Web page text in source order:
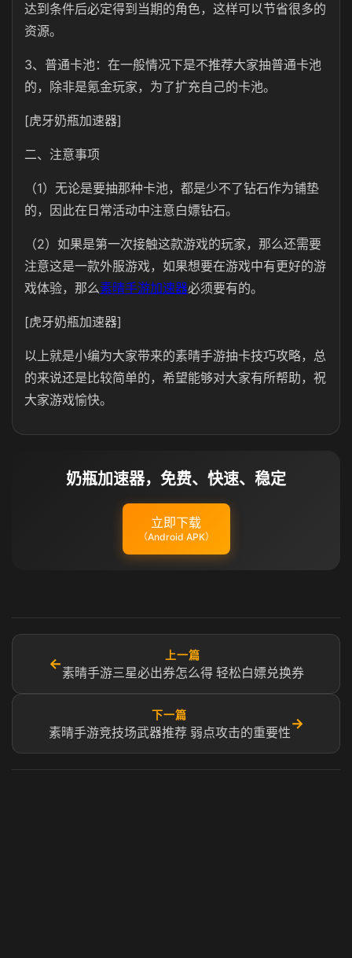
达到条件后必定得到当期的角色，这样可以节省很多的
资源。
3、普通卡池：在一般情况下是不推荐大家抽普通卡池
的，除非是氪金玩家，为了扩充自己的卡池。
[虎牙奶瓶加速器]
二、注意事项
（1）无论是要抽那种卡池，都是少不了钻石作为铺垫
的，因此在日常活动中注意白嫖钻石。
（2）如果是第一次接触这款游戏的玩家，那么还需要
注意这是一款外服游戏，如果想要在游戏中有更好的游
戏体验，那么素晴手游加速器必须要有的。
[虎牙奶瓶加速器]
以上就是小编为大家带来的素晴手游抽卡技巧攻略，总
的来说还是比较简单的，希望能够对大家有所帮助，祝
大家游戏愉快。
奶瓶加速器，免费、快速、稳定
立即下载
（Android APK）
←
上一篇
素晴手游三星必出券怎么得 轻松白嫖兑换券
下一篇
素晴手游竞技场武器推荐 弱点攻击的重要性
→